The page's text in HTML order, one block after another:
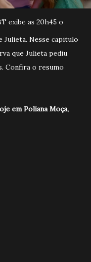
exibe as 20h45 o
Julieta. Nesse capitulo
que Julieta pediu
Confira o resumo
em Poliana Moça,